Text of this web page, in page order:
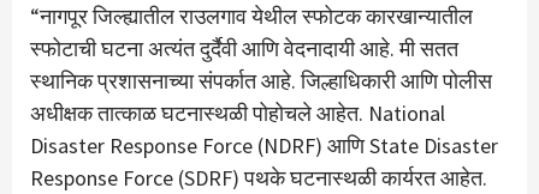
“नागपूर जिल्ह्यातील राउलगाव येथील स्फोटक कारखान्यातील
स्फोटाची घटना अत्यंत दुर्दैवी आणि वेदनादायी आहे. मी सतत
स्थानिक प्रशासनाच्या संपर्कात आहे. जिल्हाधिकारी आणि पोलीस
अधीक्षक तात्काळ घटनास्थळी पोहोचले आहेत. National
Disaster Response Force (NDRF) आणि State Disaster
Response Force (SDRF) पथके घटनास्थळी कार्यरत आहेत.